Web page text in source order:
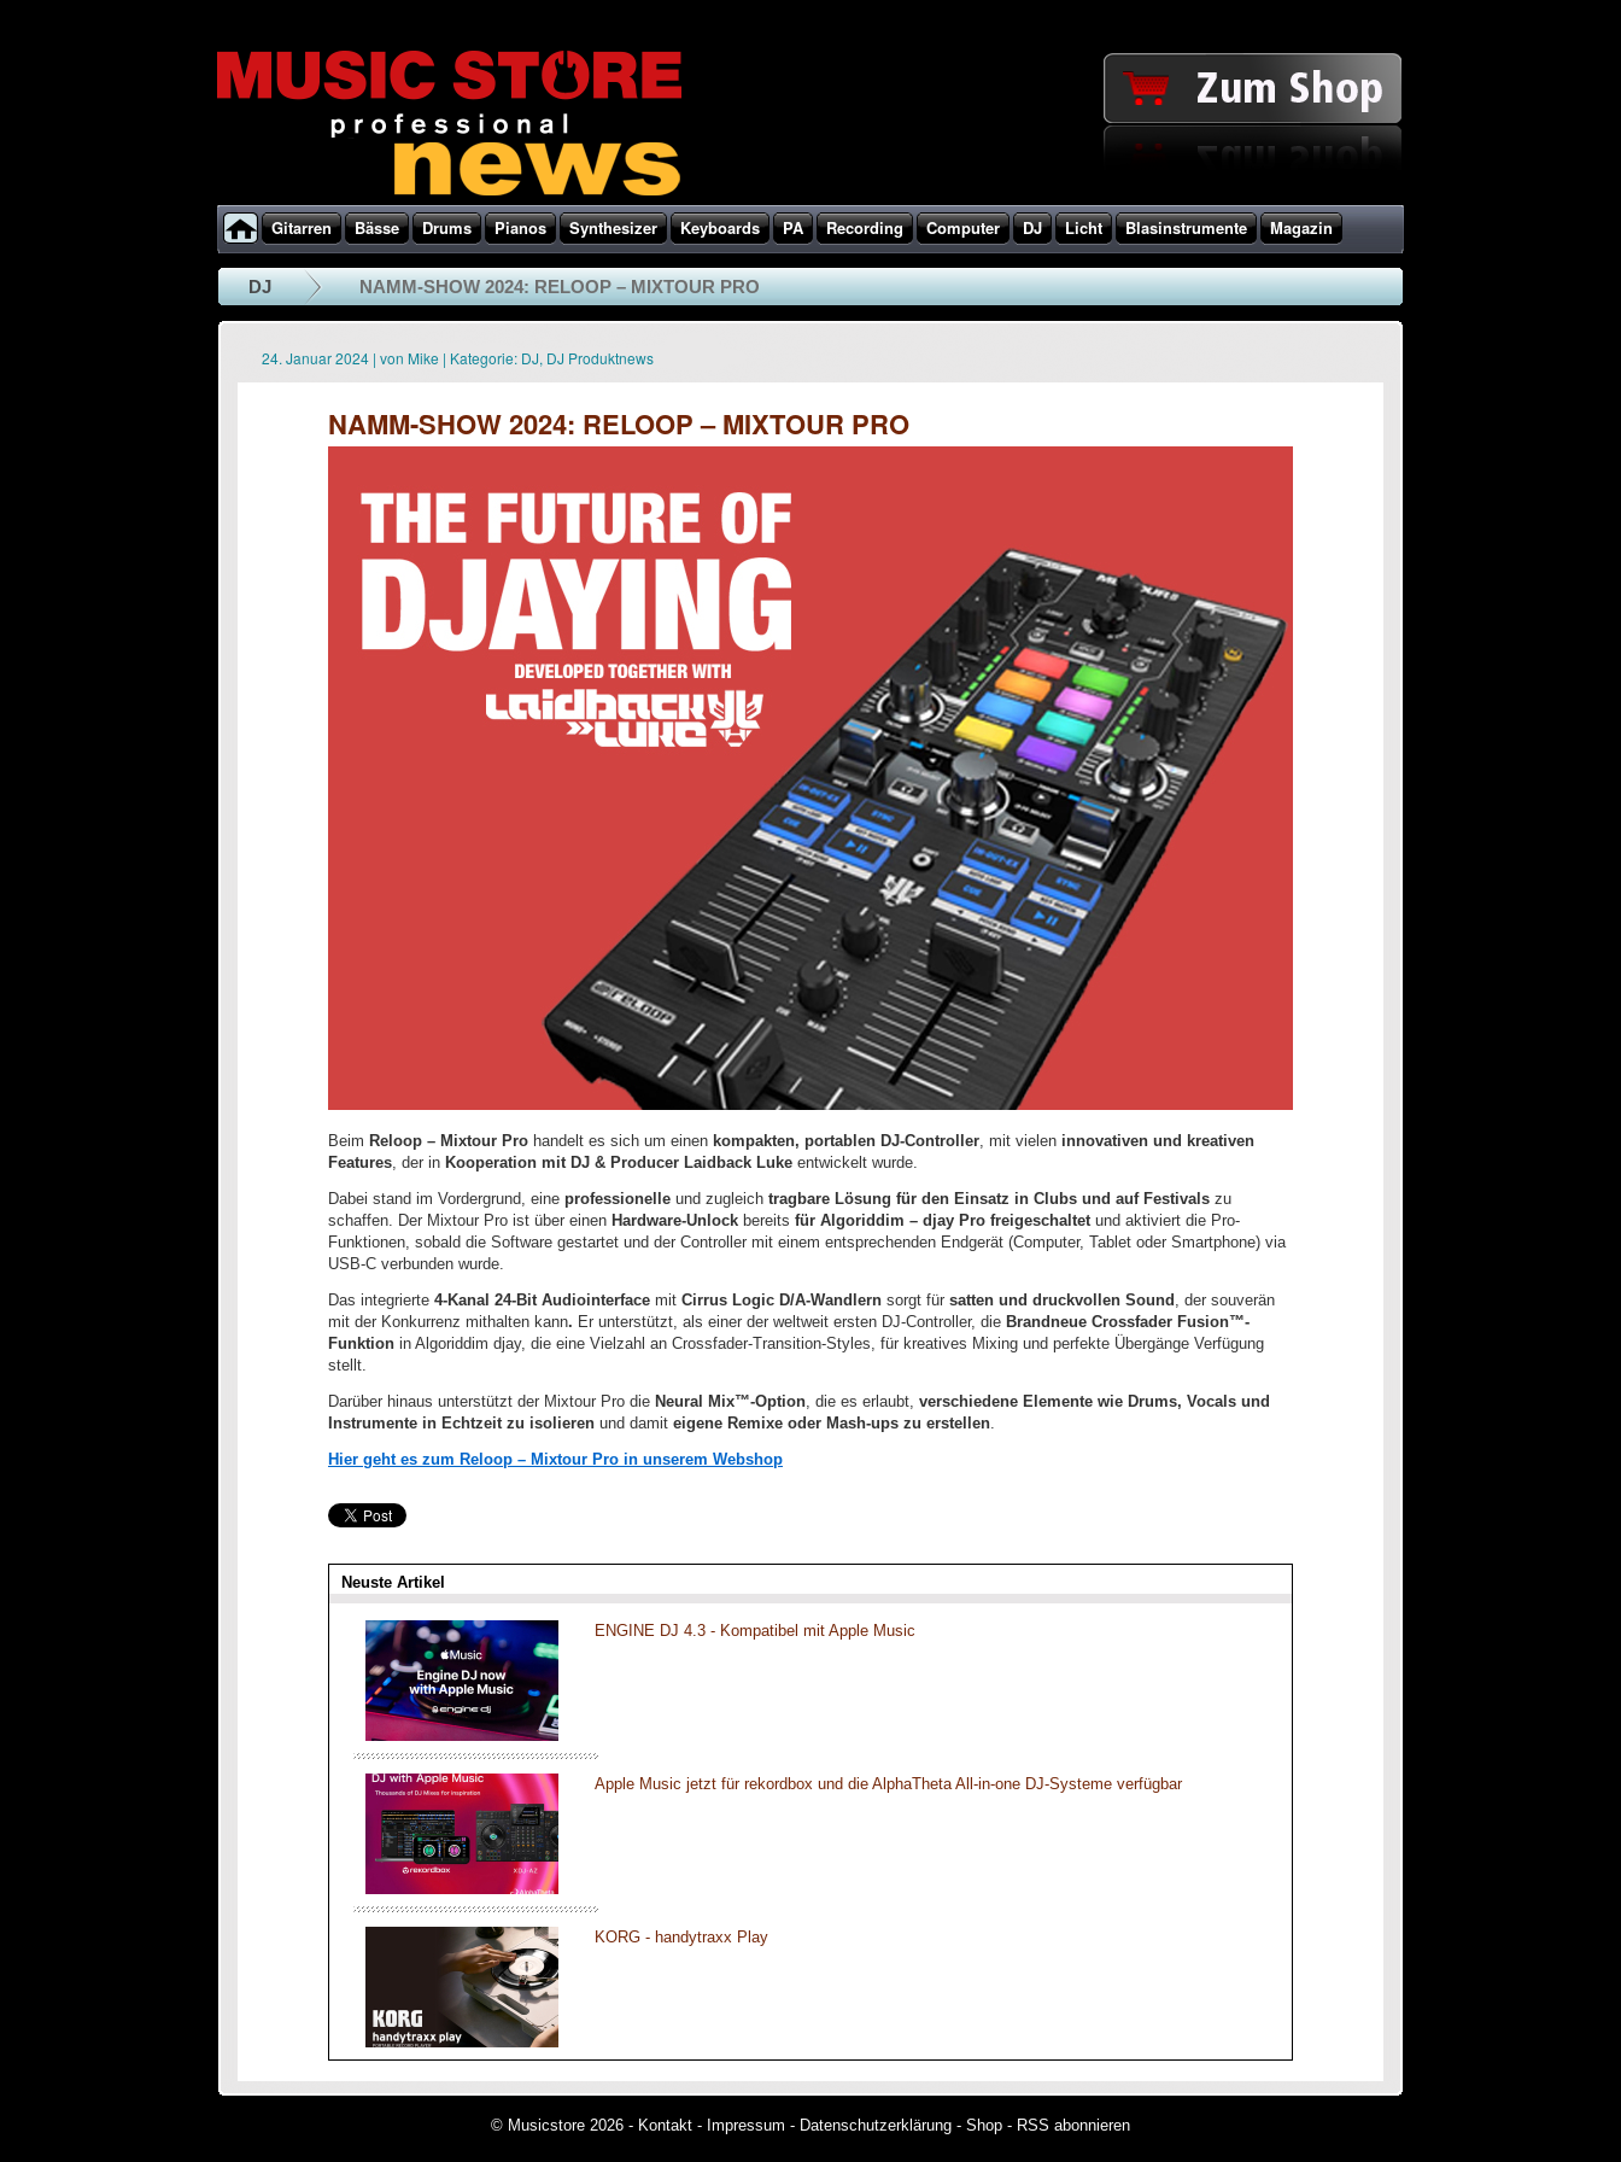
Gitarren Bässe Drums Pianos Synthesizer Keyboards PA Recording Computer DJ Licht Blasinstrumente Magazin
DJ NAMM-SHOW 2024: RELOOP – MIXTOUR PRO
24. Januar 2024 | von Mike | Kategorie: DJ, DJ Produktnews
NAMM-SHOW 2024: RELOOP – MIXTOUR PRO
Beim Reloop – Mixtour Pro handelt es sich um einen kompakten, portablen DJ-Controller, mit vielen innovativen und kreativen
Features, der in Kooperation mitDJ & Producer Laidback Luke entwickelt wurde.
Dabei stand im Vordergrund, eine professionelle und zugleich tragbare Lösung für den Einsatz in Clubs und auf Festivals zu
schaffen. Der Mixtour Pro ist über einen Hardware-Unlock bereits für Algoriddim – djay Pro freigeschaltetund aktiviert die Pro-
Funktionen, sobald die Software gestartet und der Controller mit einem entsprechenden Endgerät (Computer, Tablet oder Smartphone) via
USB-C verbunden wurde.
Das integrierte 4-Kanal 24-Bit Audiointerface mit Cirrus Logic D/A-Wandlern sorgt für satten und druckvollen Sound , der souverän
mit der Konkurrenz mithalten kann. Er unterstützt, als einer der weltweit ersten DJ-Controller, die Brandneue Crossfader Fusion™-
Funktion in Algoriddim djay, die eine Vielzahl an Crossfader-Transition-Styles, für kreatives Mixing und perfekte Übergänge Verfügung
stellt.
Darüber hinaus unterstützt der Mixtour Pro die Neural Mix™-Option, die es erlaubt, verschiedene Elemente wie Drums, Vocals und
Instrumente in Echtzeit zu isolieren und damit eigene Remixe oder Mash-ups zu erstellen.
Hier geht es zum Reloop – Mixtour Pro in unserem Webshop
Neuste Artikel
ENGINE DJ 4.3 - Kompatibel mit Apple Music
Apple Music jetzt für rekordbox und die AlphaTheta All-in-one DJ-Systeme verfügbar
KORG - handytraxx Play
© Musicstore 2026 - Kontakt - Impressum - Datenschutzerklärung - Shop - RSS abonnieren